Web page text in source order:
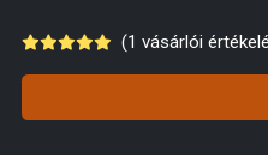
(1 vásárlói